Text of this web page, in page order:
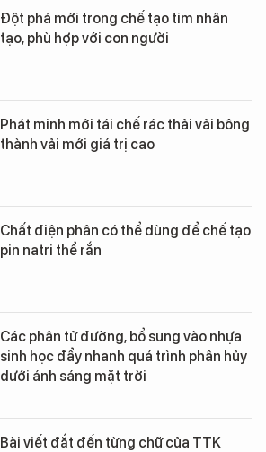
Đột phá mới trong chế tạo tim nhân
tạo, phù hợp với con người
Phát minh mới tái chế rác thải vải bông
thành vải mới giá trị cao
Chất điện phân có thể dùng để chế tạo
pin natri thể rắn
Các phân tử đường, bổ sung vào nhựa
sinh học đẩy nhanh quá trình phân hủy
dưới ánh sáng mặt trời
Bài viết đắt đến từng chữ của TTK